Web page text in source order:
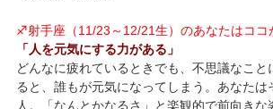
♐射手座（11/23～12/21生）のあなたはココ
「人を元気にする力がある」
どんなに疲れているときでも、不思議なこと
ると、誰もが元気になってしまう。あなたは
人。「なんとかなるさ」と楽観的で前向きな